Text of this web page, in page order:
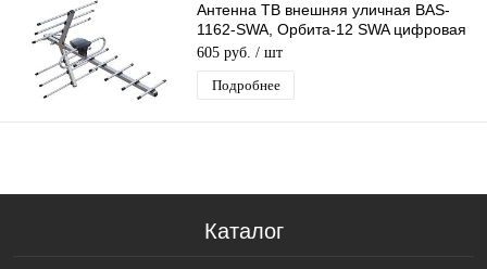
Антенна ТВ внешняя уличная BAS-
1162-SWA, Орбита-12 SWA цифровая
эфирная для DVB-T2 ТВ
605 руб. / шт
Подробнее
Каталог